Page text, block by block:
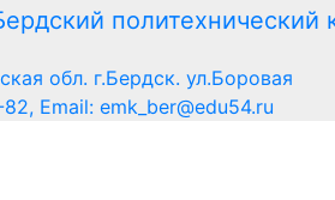
обл. г.Бердск. ул.Боровая
Email: emk_ber@edu54.ru